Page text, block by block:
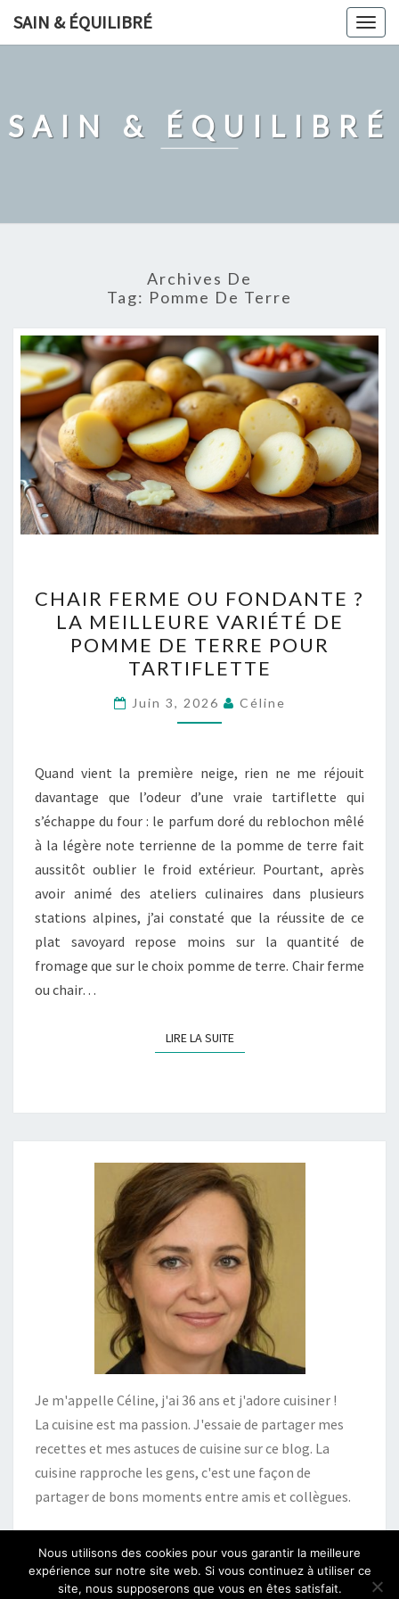
SAIN & ÉQUILIBRÉ
SAIN & ÉQUILIBRÉ
Archives De
Tag: Pomme De Terre
FERME
OU
FONDANTE
?
LA
MEILLEURE
DE
POMME
DE
TERRE
POUR
TARTIFLETTE
CHAIR FERME OU FONDANTE ?
LA MEILLEURE VARIÉTÉ DE
POMME DE TERRE POUR
TARTIFLETTE
Juin 3, 2026 Céline
Quand vient la première neige, rien ne me réjouit
davantage que l’odeur d’une vraie tartiflette qui
s’échappe du four : le parfum doré du reblochon mêlé
à la légère note terrienne de la pomme de terre fait
aussitôt oublier le froid extérieur. Pourtant, après
avoir animé des ateliers culinaires dans plusieurs
stations alpines, j’ai constaté que la réussite de ce
plat savoyard repose moins sur la quantité de
fromage que sur le choix pomme de terre. Chair ferme
ou chair…
LIRE LA SUITELIRE LA SUITE
Je m'appelle Céline, j'ai 36 ans et j'adore cuisiner !
La cuisine est ma passion. J'essaie de partager mes
recettes et mes astuces de cuisine sur ce blog. La
cuisine rapproche les gens, c'est une façon de
partager de bons moments entre amis et collègues.
Nous utilisons des cookies pour vous garantir la meilleure
expérience sur notre site web. Si vous continuez à utiliser ce
site, nous supposerons que vous en êtes satisfait.